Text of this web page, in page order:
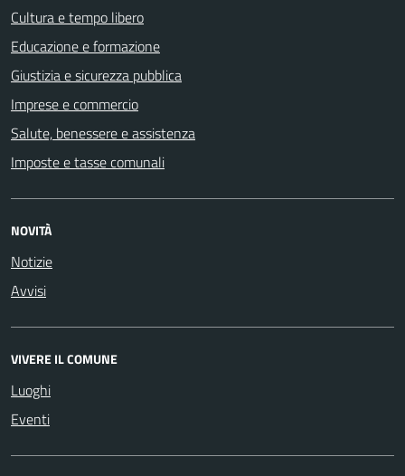
Cultura e tempo libero
Educazione e formazione
Giustizia e sicurezza pubblica
Imprese e commercio
Salute, benessere e assistenza
Imposte e tasse comunali
NOVITÀ
Notizie
Avvisi
VIVERE IL COMUNE
Luoghi
Eventi